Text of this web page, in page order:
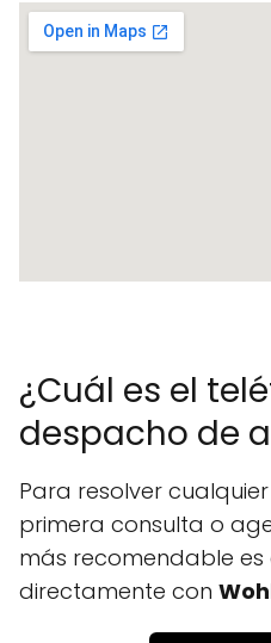
¿Cuál es el
despacho de
Para resolver
primera consulta o
más recomendable
directamente con